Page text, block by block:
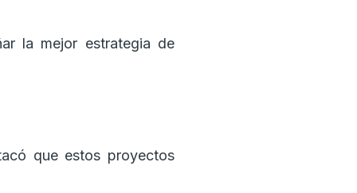
la mejor estrategia de
que estos proyectos